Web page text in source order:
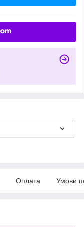
Оплата Умови